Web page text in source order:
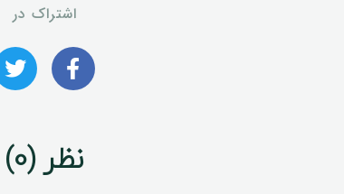
اشتراک در
نظر (0)